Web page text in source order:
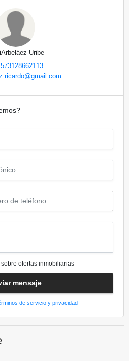
Uribe
ofertas inmobiliarias
mensaje
de servicio y privacidad